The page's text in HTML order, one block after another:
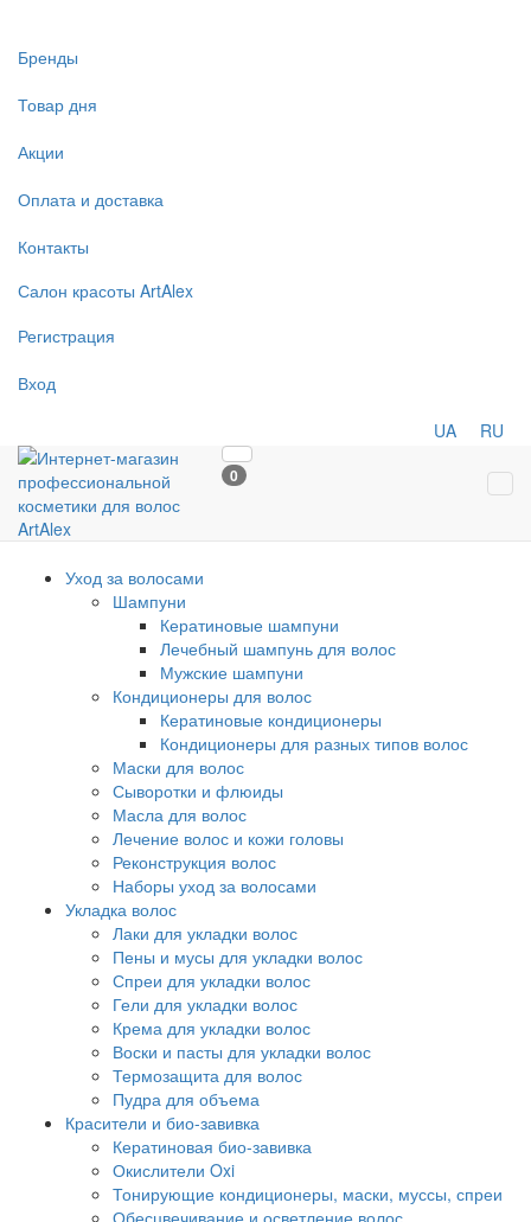
Бренды
Товар дня
Акции
Оплата и доставка
Контакты
Салон красоты ArtAlex
Регистрация
Вход
UA RU
0
Уход за волосами
Шампуни
Кератиновые шампуни
Лечебный шампунь для волос
Мужские шампуни
Кондиционеры для волос
Кератиновые кондиционеры
Кондиционеры для разных типов волос
Маски для волос
Сыворотки и флюиды
Масла для волос
Лечение волос и кожи головы
Реконструкция волос
Наборы уход за волосами
Укладка волос
Лаки для укладки волос
Пены и мусы для укладки волос
Спреи для укладки волос
Гели для укладки волос
Крема для укладки волос
Воски и пасты для укладки волос
Термозащита для волос
Пудра для объема
Красители и био-завивка
Кератиновая био-завивка
Окислители Oxi
Тонирующие кондиционеры, маски, муссы, спреи
Обесцвечивание и осветление волос